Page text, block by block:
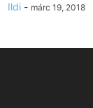
Ildi - márc 19, 2018